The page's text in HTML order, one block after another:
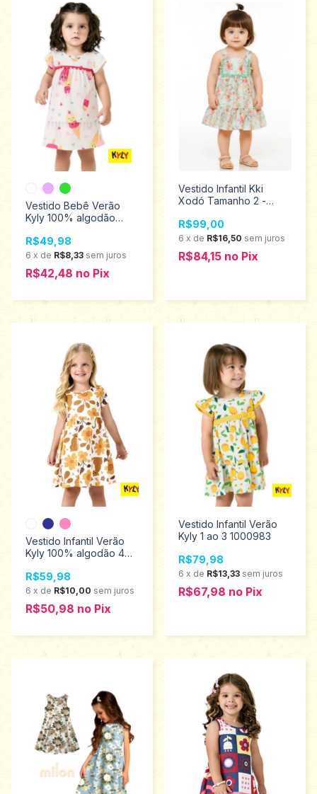
Vestido Bebê Verão
Kyly 100% algodão
1000976
R$49,98
6 x de R$8,33 sem juros
R$42,48 no Pix
Vestido Infantil Kki
Xodó Tamanho 2 -
R$99,00
6 x de R$16,50 sem juros
R$84,15 no Pix
Vestido Infantil Verão
Kyly 100% algodão 4
R$59,98
6 x de R$10,00 sem juros
R$50,98 no Pix
Vestido Infantil Verão
Kyly 1 ao 3 1000983
R$79,98
6 x de R$13,33 sem juros
R$67,98 no Pix